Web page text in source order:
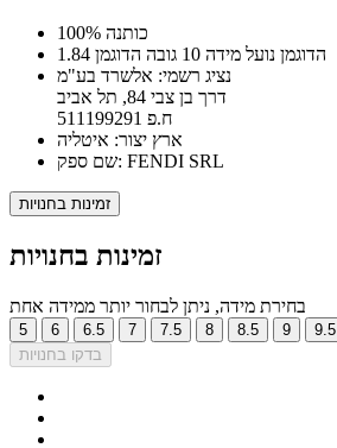
100% כותנה
הדוגמן נועל מידה 10 גובה הדוגמן 1.84
נציג רשמי: אלשרד בע"מ
דרך בן צבי 84, תל אביב
ח.פ 511199291
ארץ יצור: איטליה
שם ספק: FENDI SRL
זמינות בחנויות
זמינות בחנויות
בחירת מידה, ניתן לבחור יותר ממידה אחת
5 6 6.5 7 7.5 8 8.5 9 9.5
בדקו בחנויות